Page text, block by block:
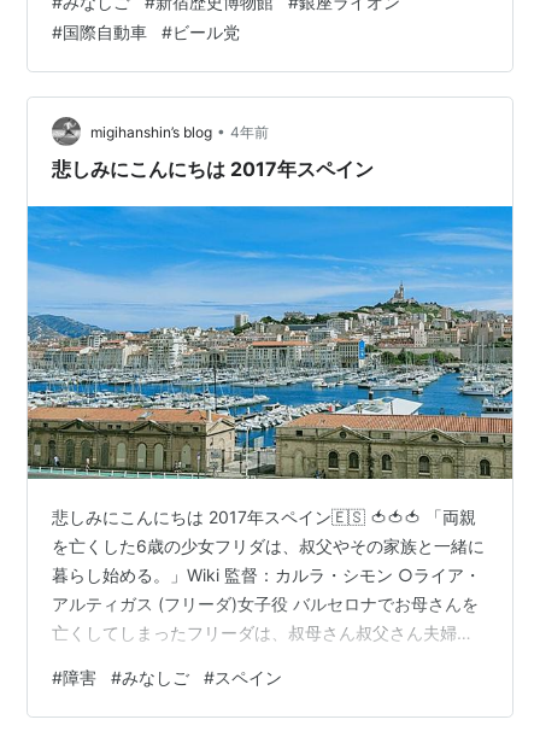
党だったらしい。 ビールだけ ひたすら飲む、爺ちゃんの
血を引いた私だ。 その後 米軍の東京大空襲で、みんな焼
けてしまい、 母は「みなしご」になったが、幸い銀座ラ
イオンは戦火を免れ、 （昭和9年～現存する日本最古の
ビアホールらしい） ここに来ると 爺ちゃんがビール飲ん
でる気がするん…
#国際自動車 #ビール党
migihanshin’s blog • 4年前
悲しみにこんにちは 2017年スペイン
悲しみにこんにちは 2017年スペイン🇪🇸 🍅🍅🍅 「両親
を亡くした6歳の少女フリダは、叔父やその家族と一緒に
暮らし始める。」Wiki 監督：カルラ・シモン ○ライア・
アルティガス (フリーダ)女子役 バルセロナでお母さんを
亡くしてしまったフリーダは、叔母さん叔父さん夫婦に
ズ (アンナ)女子役 叔父さん叔母さん(亡くなったのはどっ
ちの家か？よくわからない)の1人娘。 ○ブルーナ・クッ
#障害 #みなしご #スペイン